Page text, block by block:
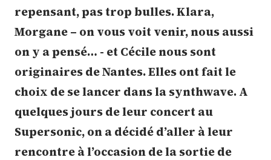
repensant, pas trop bulles. Klara,
Morgane – on vous voit venir, nous aussi
on y a pensé… - et Cécile nous sont
originaires de Nantes. Elles ont fait le
choix de se lancer dans la synthwave. A
quelques jours de leur concert au
Supersonic, on a décidé d’aller à leur
rencontre à l’occasion de la sortie de